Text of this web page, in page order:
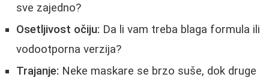
sve zajedno?
Osetljivost očiju: Da li vam treba blaga formula ili
vodootporna verzija?
Trajanje: Neke maskare se brzo suše, dok druge